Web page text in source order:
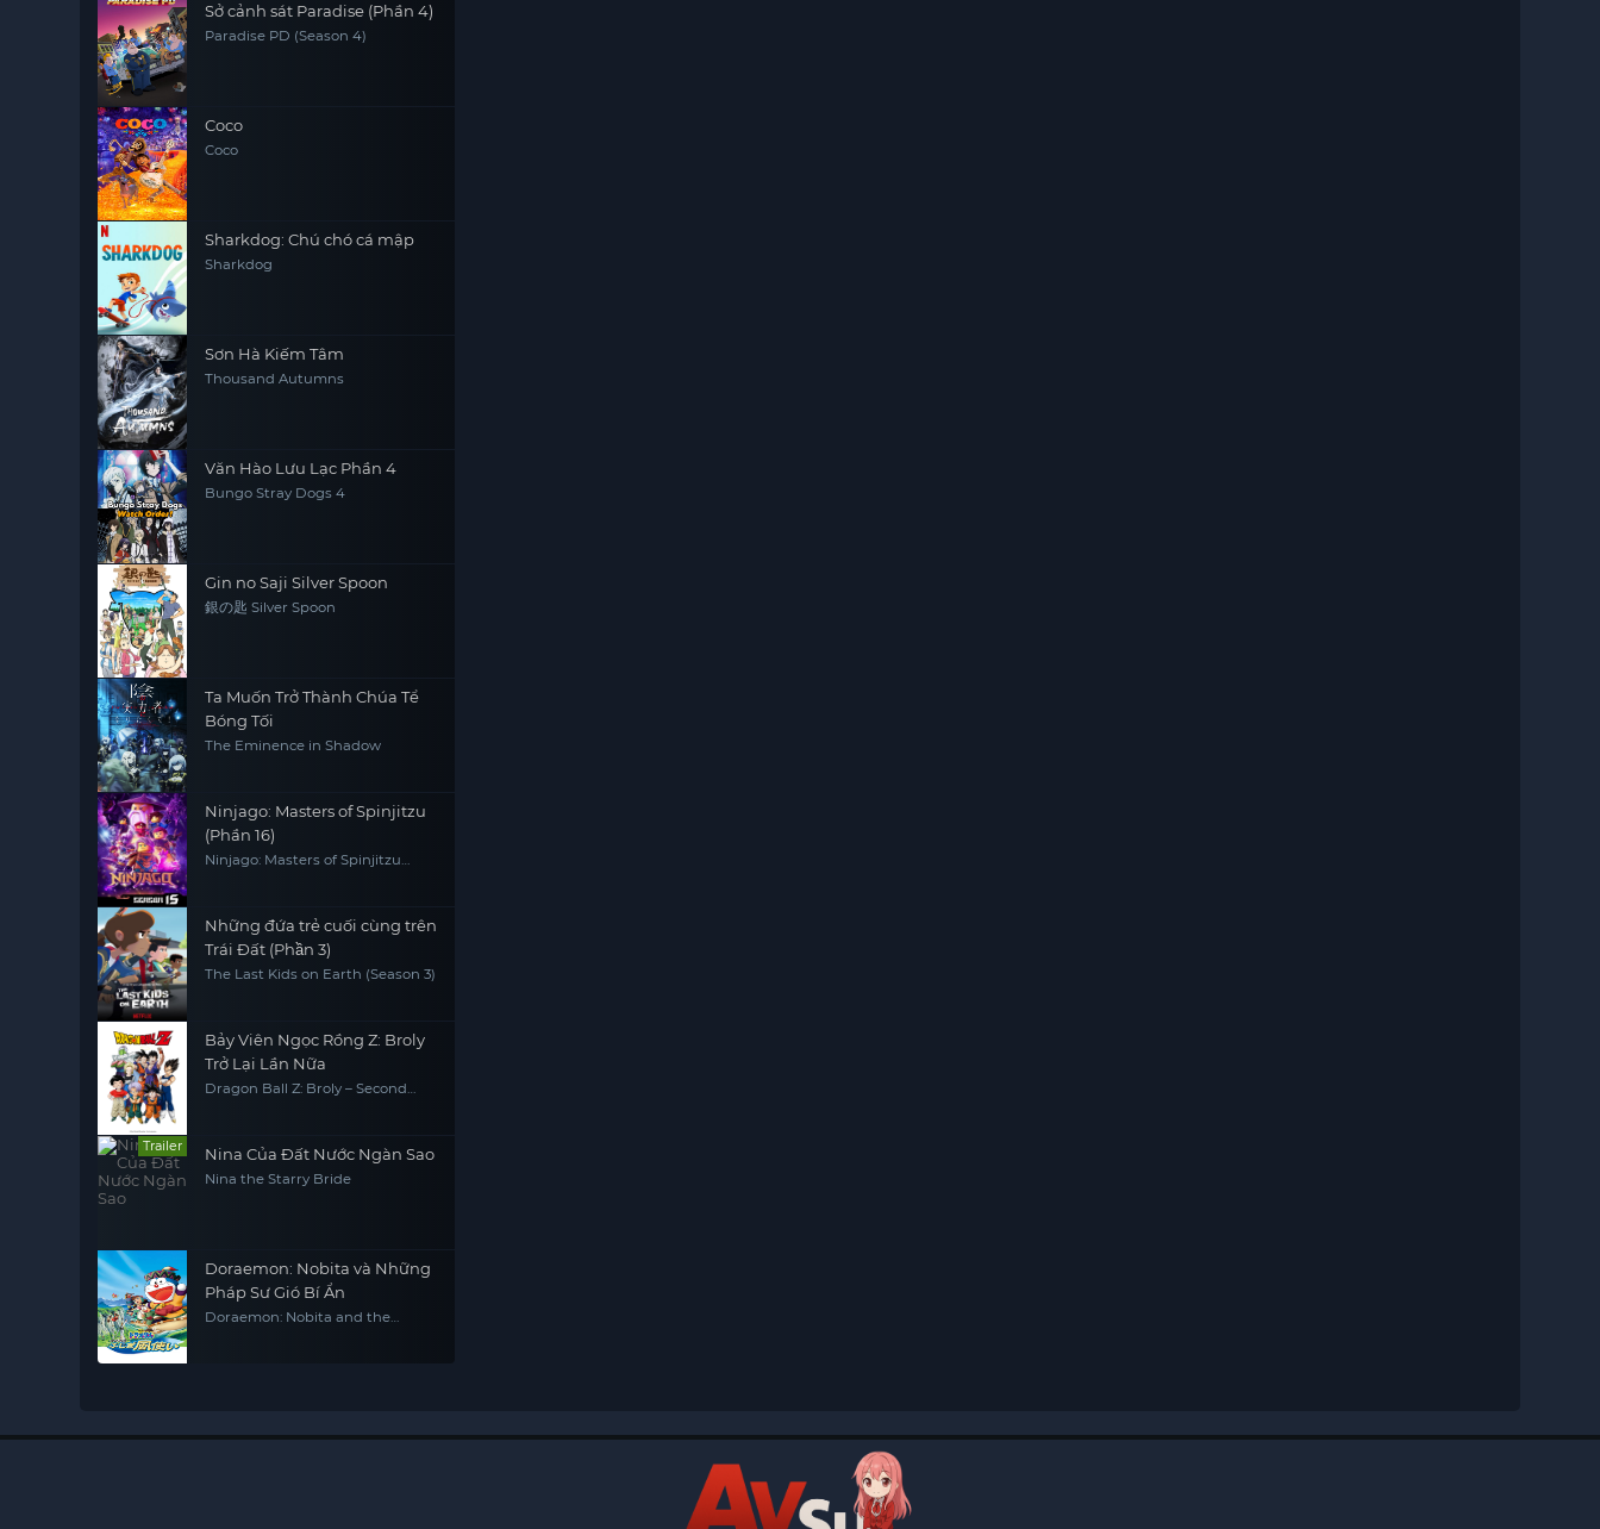
Sở cảnh sát Paradise (Phần 4)
Paradise PD (Season 4)
Coco
Coco
Sharkdog: Chú chó cá mập
Sharkdog
Sơn Hà Kiếm Tâm
Thousand Autumns
Văn Hào Lưu Lạc Phần 4
Bungo Stray Dogs 4
Gin no Saji Silver Spoon
銀の匙 Silver Spoon
Ta Muốn Trở Thành Chúa Tể
Bóng Tối
The Eminence in Shadow
Ninjago: Masters of Spinjitzu
(Phần 16)
Ninjago: Masters of Spinjitzu
Những đứa trẻ cuối cùng trên
Trái Đất (Phần 3)
The Last Kids on Earth (Season 3)
Bảy Viên Ngọc Rồng Z: Broly
Trở Lại Lần Nữa
Dragon Ball Z: Broly – Second
Trailer Nina Của Đất Nước Ngàn Sao
Nina the Starry Bride
Doraemon: Nobita và Những
Pháp Sư Gió Bí Ẩn
Doraemon: Nobita and the